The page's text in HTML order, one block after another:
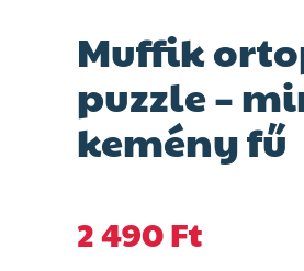
Muffik
puzzle –
kemény fű
2 490Ft